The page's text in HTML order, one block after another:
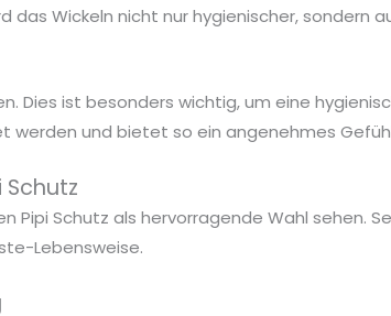
das Wickeln nicht nur hygienischer, sondern
Dies ist besonders wichtig, um eine
werden und bietet so ein angenehmes
Pipi Schutz als hervorragende Wahl sehen.
Lebensweise.